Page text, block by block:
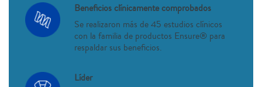
Beneficios clínicamente comprobados
Se realizaron más de 45 estudios clínicos
con la familia de productos Ensure® para
respaldar sus beneficios.
Líder